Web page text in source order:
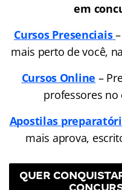
em
Cursos Presenciais
mais perto de você,
Cursos Online –
professores no
Apostilas
mais aprova,
QUER